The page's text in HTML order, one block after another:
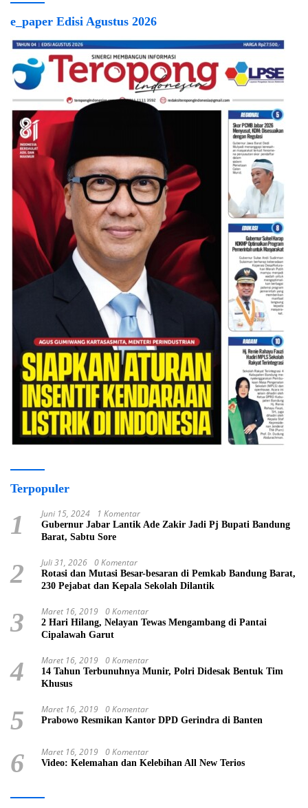
e_paper Edisi Agustus 2026
Terpopuler
1 Juni 15, 2024 1 Komentar
Gubernur Jabar Lantik Ade Zakir Jadi Pj Bupati Bandung
Barat, Sabtu Sore
2 Juli 31, 2026 0 Komentar
Rotasi dan Mutasi Besar-besaran di Pemkab Bandung Barat,
230 Pejabat dan Kepala Sekolah Dilantik
3 Maret 16, 2019 0 Komentar
2 Hari Hilang, Nelayan Tewas Mengambang di Pantai
Cipalawah Garut
4 Maret 16, 2019 0 Komentar
14 Tahun Terbunuhnya Munir, Polri Didesak Bentuk Tim
Khusus
5 Maret 16, 2019 0 Komentar
Prabowo Resmikan Kantor DPD Gerindra di Banten
6 Maret 16, 2019 0 Komentar
Video: Kelemahan dan Kelebihan All New Terios